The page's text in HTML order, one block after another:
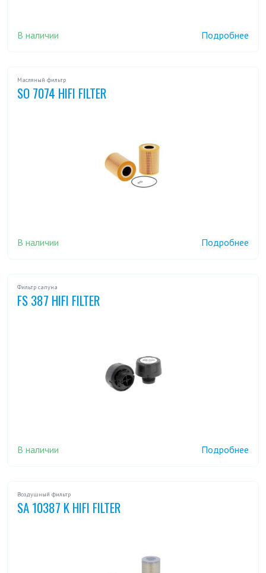
В наличии Подробнее
Масляный фильтр
SO 7074 HIFI FILTER
В наличии Подробнее
Фильтр сапуна
FS 387 HIFI FILTER
В наличии Подробнее
Воздушный фильтр
SA 10387 K HIFI FILTER